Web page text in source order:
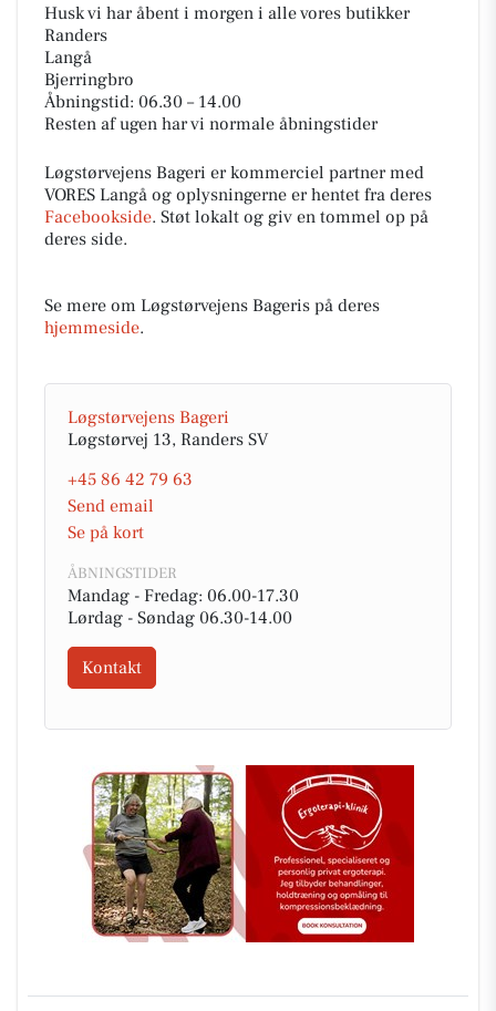
Husk vi har åbent i morgen i alle vores butikker
Randers
Langå
Bjerringbro
Åbningstid: 06.30 – 14.00
Resten af ugen har vi normale åbningstider
Løgstørvejens Bageri er kommerciel partner med
VORES Langå og oplysningerne er hentet fra deres
Facebookside. Støt lokalt og giv en tommel op på
deres side.
Se mere om Løgstørvejens Bageris på deres
hjemmeside.
Løgstørvejens Bageri
Løgstørvej 13, Randers SV
+45 86 42 79 63
Send email
Se på kort
ÅBNINGSTIDER
Mandag - Fredag: 06.00-17.30
Lørdag - Søndag 06.30-14.00
Kontakt